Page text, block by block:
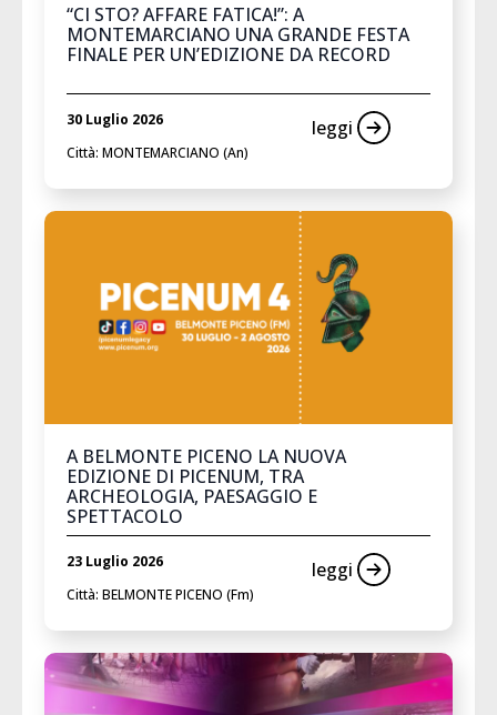
“CI STO? AFFARE FATICA!”: A
MONTEMARCIANO UNA GRANDE FESTA
FINALE PER UN’EDIZIONE DA RECORD
30 Luglio 2026
Città: MONTEMARCIANO (An)
leggi
A BELMONTE PICENO LA NUOVA
EDIZIONE DI PICENUM, TRA
ARCHEOLOGIA, PAESAGGIO E
SPETTACOLO
23 Luglio 2026
Città: BELMONTE PICENO (Fm)
leggi